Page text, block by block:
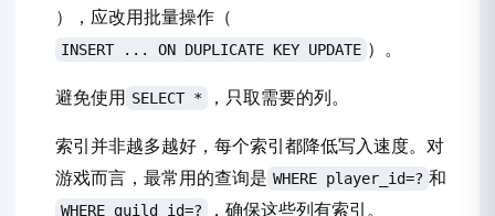
），应改用批量操作（
INSERT ... ON DUPLICATE KEY UPDATE ）。
避免使用 SELECT * ，只取需要的列。
索引并非越多越好，每个索引都降低写入速度。对
游戏而言，最常用的查询是 WHERE player_id=? 和
WHERE guild_id=? ，确保这些列有索引。